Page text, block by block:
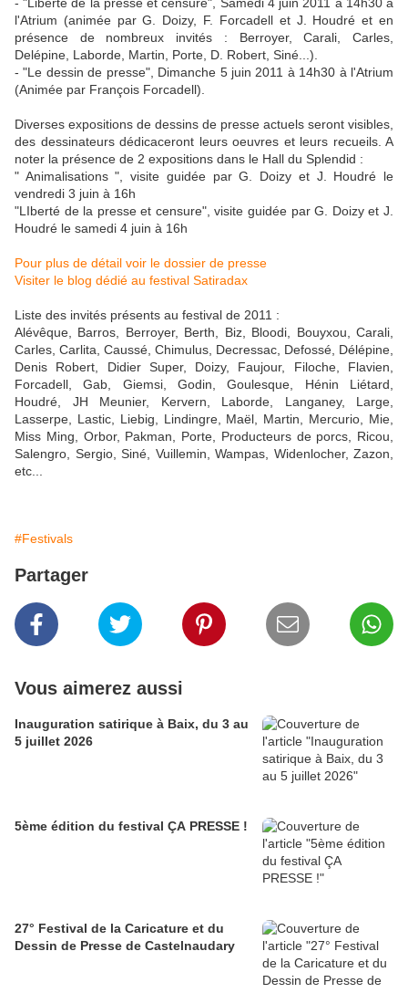
l'Atrium (animée par G. Doizy, F. Forcadell et J. Houdré et en
présence de nombreux invités : Berroyer, Carali, Carles,
Delépine, Laborde, Martin, Porte, D. Robert, Siné...).
- "Le dessin de presse", Dimanche 5 juin 2011 à 14h30 à l'Atrium
(Animée par François Forcadell).
Diverses expositions de dessins de presse actuels seront visibles,
des dessinateurs dédicaceront leurs oeuvres et leurs recueils. A
noter la présence de 2 expositions dans le Hall du Splendid :
" Animalisations ", visite guidée par G. Doizy et J. Houdré le
vendredi 3 juin à 16h
"LIberté de la presse et censure", visite guidée par G. Doizy et J.
Houdré le samedi 4 juin à 16h
Pour plus de détail voir le dossier de presse
Visiter le blog dédié au festival Satiradax
Liste des invités présents au festival de 2011 :
Alévêque, Barros, Berroyer, Berth, Biz, Bloodi, Bouyxou, Carali,
Carles, Carlita, Caussé, Chimulus, Decressac, Defossé, Délépine,
Denis Robert, Didier Super, Doizy, Faujour, Filoche, Flavien,
Forcadell, Gab, Giemsi, Godin, Goulesque, Hénin Liétard,
Houdré, JH Meunier, Kervern, Laborde, Langaney, Large,
Lasserpe, Lastic, Liebig, Lindingre, Maël, Martin, Mercurio, Mie,
Miss Ming, Orbor, Pakman, Porte, Producteurs de porcs, Ricou,
Salengro, Sergio, Siné, Vuillemin, Wampas, Widenlocher, Zazon,
etc...
#Festivals
Partager
Vous aimerez aussi
Inauguration satirique à Baix, du 3 au
5 juillet 2026
5ème édition du festival ÇA PRESSE !
27° Festival de la Caricature et du
Dessin de Presse de Castelnaudary